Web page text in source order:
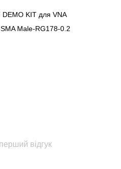
DEMO KIT для VNA
Male-RG178-0.2
відгук